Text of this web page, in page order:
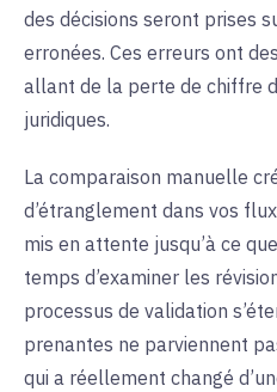
des décisions seront prises
erronées. Ces erreurs ont
allant de la perte de chiffre
juridiques.
La comparaison manuelle
d’étranglement dans vos
mis en attente jusqu’à ce
temps d’examiner les
processus de validation
prenantes ne parviennent
qui a réellement changé